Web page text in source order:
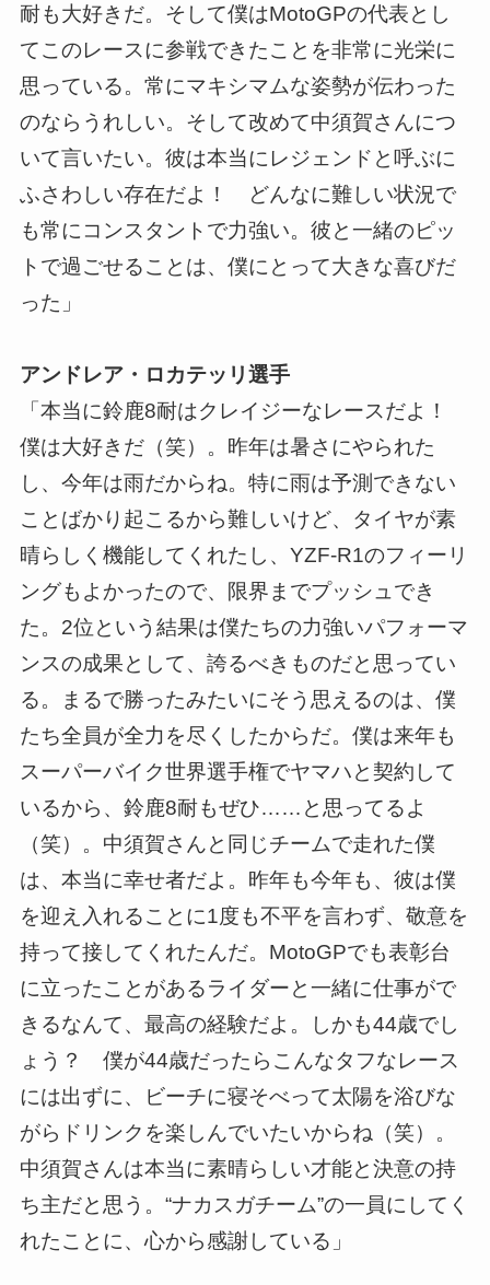
耐も大好きだ。そして僕はMotoGPの代表とし
てこのレースに参戦できたことを非常に光栄に
思っている。常にマキシマムな姿勢が伝わった
のならうれしい。そして改めて中須賀さんにつ
いて言いたい。彼は本当にレジェンドと呼ぶに
ふさわしい存在だよ！ どんなに難しい状況で
も常にコンスタントで力強い。彼と一緒のピッ
トで過ごせることは、僕にとって大きな喜びだ
った」
アンドレア・ロカテッリ選手
「本当に鈴鹿8耐はクレイジーなレースだよ！
僕は大好きだ（笑）。昨年は暑さにやられた
し、今年は雨だからね。特に雨は予測できない
ことばかり起こるから難しいけど、タイヤが素
晴らしく機能してくれたし、YZF-R1のフィーリ
ングもよかったので、限界までプッシュでき
た。2位という結果は僕たちの力強いパフォーマ
ンスの成果として、誇るべきものだと思ってい
る。まるで勝ったみたいにそう思えるのは、僕
たち全員が全力を尽くしたからだ。僕は来年も
スーパーバイク世界選手権でヤマハと契約して
いるから、鈴鹿8耐もぜひ……と思ってるよ
（笑）。中須賀さんと同じチームで走れた僕
は、本当に幸せ者だよ。昨年も今年も、彼は僕
を迎え入れることに1度も不平を言わず、敬意を
持って接してくれたんだ。MotoGPでも表彰台
に立ったことがあるライダーと一緒に仕事がで
きるなんて、最高の経験だよ。しかも44歳でし
ょう？ 僕が44歳だったらこんなタフなレース
には出ずに、ビーチに寝そべって太陽を浴びな
がらドリンクを楽しんでいたいからね（笑）。
中須賀さんは本当に素晴らしい才能と決意の持
ち主だと思う。“ナカスガチーム”の一員にしてく
れたことに、心から感謝している」